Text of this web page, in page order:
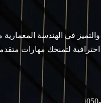
في الهندسة
لتمنحك مهارات